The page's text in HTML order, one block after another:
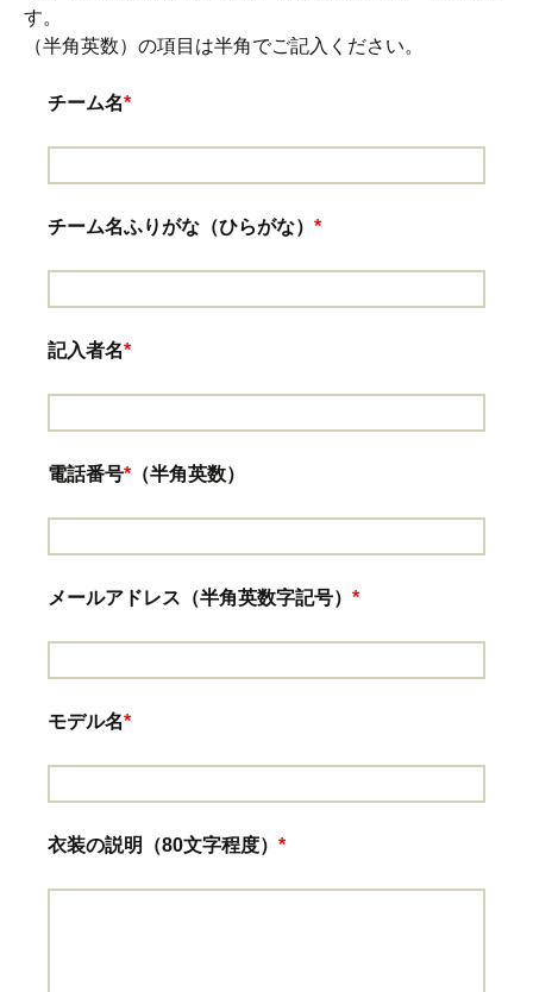
す。
（半角英数）の項目は半角でご記入ください。
チーム名*
チーム名ふりがな（ひらがな） *
記入者名*
電話番号* （半角英数）
メールアドレス（半角英数字記号） *
モデル名*
衣装の説明（80文字程度） *